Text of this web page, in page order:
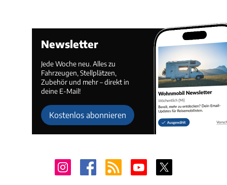
Newsletter
Jede Woche neu. Alles zu
Fahrzeugen, Stellplätzen,
Zubehör und mehr – direkt in
deine E-Mail!
Kostenlos abonnieren